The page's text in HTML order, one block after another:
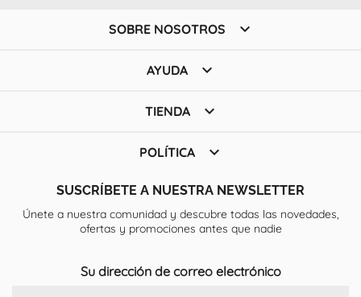
SOBRE NOSOTROS 
AYUDA 
TIENDA 
POLÍTICA 
SUSCRÍBETE A NUESTRA NEWSLETTER
Únete a nuestra comunidad y descubre todas las novedades,
ofertas y promociones antes que nadie
Su dirección de correo electrónico